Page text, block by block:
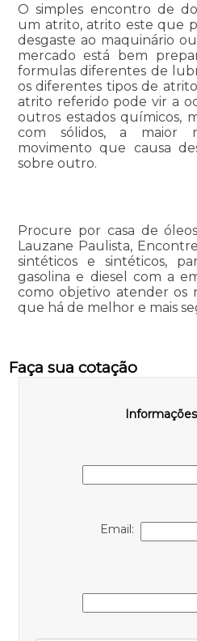
O simples encontro de
um atrito, atrito este que
desgaste ao maquinário
mercado está bem
formulas diferentes de
os diferentes tipos de
atrito referido pode vir a
outros estados químicos,
com sólidos, a maior
movimento que causa
sobre outro.
Procure por casa de
Lauzane Paulista,
sintéticos e sintéticos,
gasolina e diesel com a
como objetivo atender os
que há de melhor e mais
Faça sua cotação
Email: